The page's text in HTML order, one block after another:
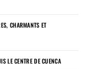
CHARMANTS ET
LE CENTRE DE CUENCA